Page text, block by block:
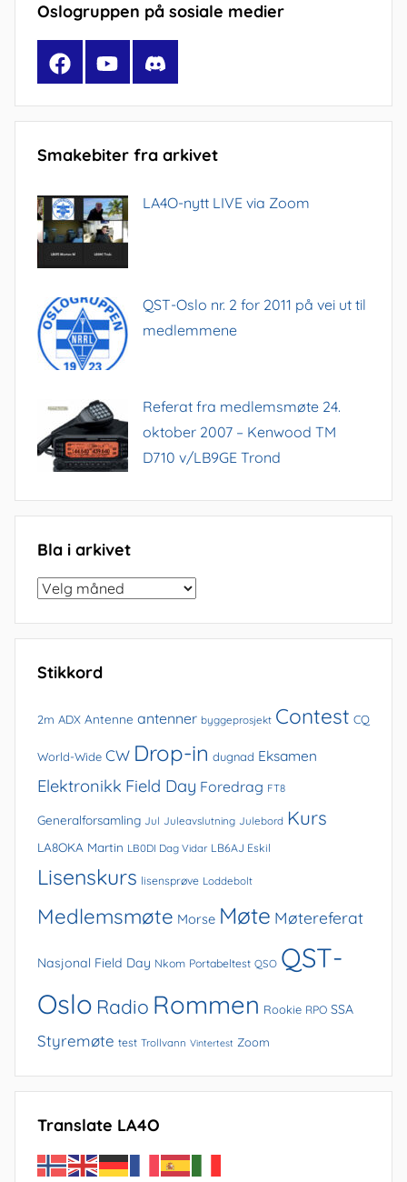
Oslogruppen på sosiale medier
FacebookYouTubeDiscord
Smakebiter fra arkivet
LA4O-nytt LIVE via Zoom
QST-Oslo nr. 2 for 2011 på vei ut til
medlemmene
Referat fra medlemsmøte 24.
oktober 2007 – Kenwood TM
D710 v/LB9GE Trond
Bla i arkivet
Bla
arkivet
Stikkord
2m ADX Antenne antenner byggeprosjekt Contest CQ
World-Wide CW Drop-in dugnad Eksamen
Elektronikk Field Day Foredrag FT8
Generalforsamling Jul Juleavslutning Julebord Kurs
LA8OKA Martin LB0DI Dag Vidar LB6AJ Eskil
Lisenskurs lisensprøve Loddebolt
Medlemsmøte Morse Møte Møtereferat
Nasjonal Field Day Nkom Portabeltest QSO QST-
Oslo Radio Rommen Rookie RPO SSA
Styremøte test Trollvann Vintertest Zoom
Translate LA4O